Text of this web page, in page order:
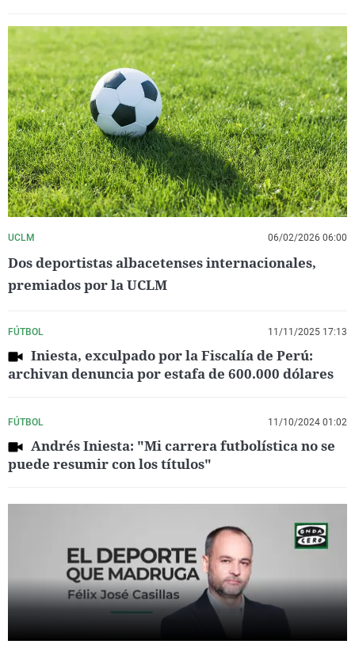
UCLM 06/02/2026 06:00
Dos deportistas albacetenses internacionales,
premiados por la UCLM
FÚTBOL 11/11/2025 17:13
Iniesta, exculpado por la Fiscalía de Perú:
archivan denuncia por estafa de 600.000 dólares
FÚTBOL 11/10/2024 01:02
Andrés Iniesta: "Mi carrera futbolística no se
puede resumir con los títulos"